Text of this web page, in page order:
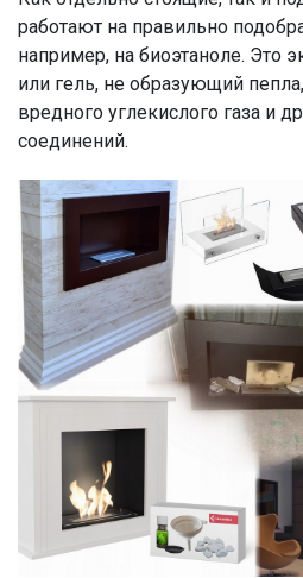
работают на правильно
например, на биоэтаноле. Это
или гель, не образующий
вредного углекислого газа и
соединений.